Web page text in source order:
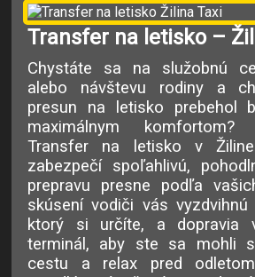
Transfer na letisko –
Chystáte sa na služobnú
alebo návštevu rodiny a
presun na letisko prebehol
maximálnym
Transfer na letisko v
zabezpečí spoľahlivú,
prepravu presne podľa
skúsení vodiči vás
ktorý si určíte, a dopravia
terminál, aby ste sa mohli
cestu a relax pred